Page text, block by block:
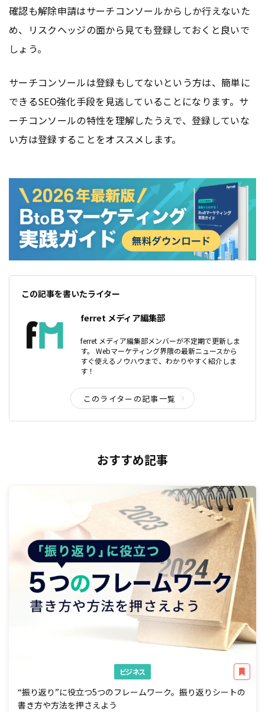
確認も解除申請はサーチコンソールからしか行えないた
め、リスクヘッジの面から見ても登録しておくと良いで
しょう。
サーチコンソールは登録もしてないという方は、簡単に
できるSEO強化手段を見逃していることになります。サ
ーチコンソールの特性を理解したうえで、登録していな
い方は登録することをオススメします。
この記事を書いたライター
ferret メディア編集部
ferret メディア編集部メンバーが不定期で更新しま
す。 Webマーケティング界隈の最新ニュースから
すぐ使えるノウハウまで、わかりやすく紹介しま
す！
このライターの記事一覧
おすすめ記事
ビジネス
“振り返り”に役立つ5つのフレームワーク。振り返りシートの
書き方や方法を押さえよう